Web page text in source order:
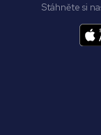
Stáhněte si